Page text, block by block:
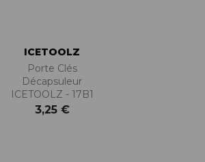
ICETOOLZ
Porte Clés
Décapsuleur
ICETOOLZ - 17B1
3,25 €